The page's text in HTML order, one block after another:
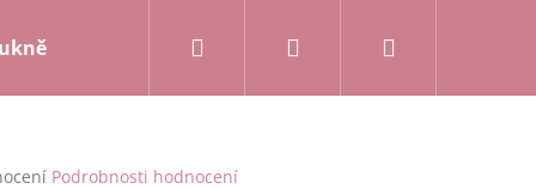
a kalhoty Mikiny a kardigany
Přihlášení
Podrobnosti hodnocení